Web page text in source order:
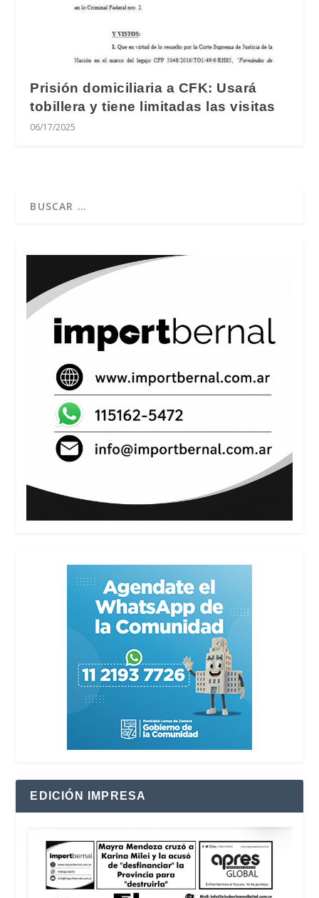
Prisión domiciliaria a CFK: Usará
tobillera y tiene limitadas las visitas
06/17/2025
EDICIÓN IMPRESA